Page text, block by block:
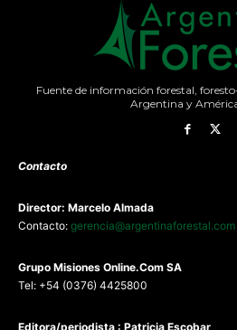
Fuente de información forestal,
Argentina y
Contacto
Director: Marcelo Almada
Contacto: gerencia@argentinaforestal.com
Grupo Misiones Online.Com SA
Tel: +54 (0376) 4425800
Editora/periodista : Patricia Escobar